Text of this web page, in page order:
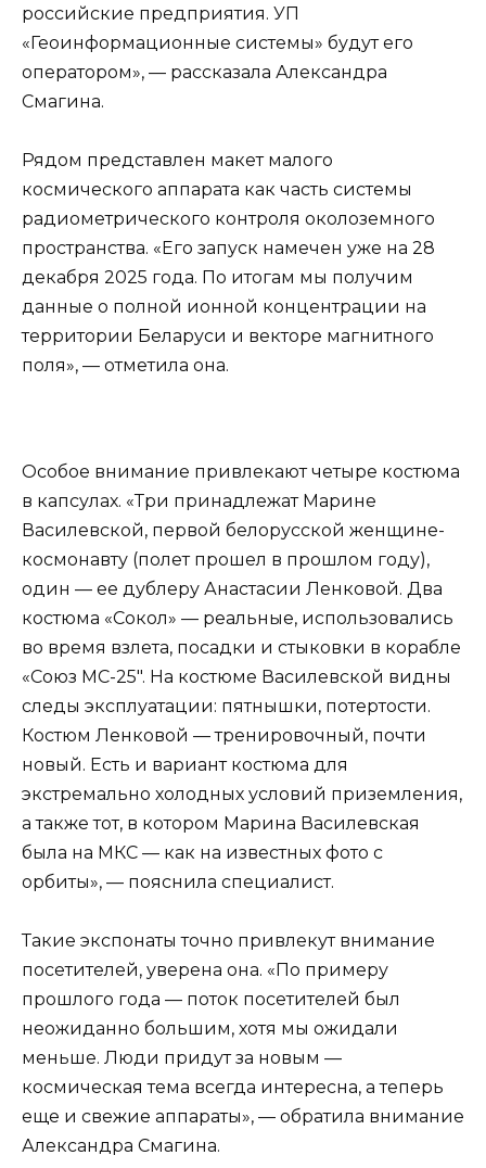
российские предприятия. УП
«Геоинформационные системы» будут его
оператором», — рассказала Александра
Смагина.
Рядом представлен макет малого
космического аппарата как часть системы
радиометрического контроля околоземного
пространства. «Его запуск намечен уже на 28
декабря 2025 года. По итогам мы получим
данные о полной ионной концентрации на
территории Беларуси и векторе магнитного
поля», — отметила она.
Особое внимание привлекают четыре костюма
в капсулах. «Три принадлежат Марине
Василевской, первой белорусской женщине-
космонавту (полет прошел в прошлом году),
один — ее дублеру Анастасии Ленковой. Два
костюма «Сокол» — реальные, использовались
во время взлета, посадки и стыковки в корабле
«Союз МС-25″. На костюме Василевской видны
следы эксплуатации: пятнышки, потертости.
Костюм Ленковой — тренировочный, почти
новый. Есть и вариант костюма для
экстремально холодных условий приземления,
а также тот, в котором Марина Василевская
была на МКС — как на известных фото с
орбиты», — пояснила специалист.
Такие экспонаты точно привлекут внимание
посетителей, уверена она. «По примеру
прошлого года — поток посетителей был
неожиданно большим, хотя мы ожидали
меньше. Люди придут за новым —
космическая тема всегда интересна, а теперь
еще и свежие аппараты», — обратила внимание
Александра Смагина.